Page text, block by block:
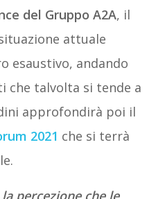
del Gruppo A2A, il
attuale
esaustivo, andando
che talvolta si tende a
approfondirà poi il
2021 che si terrà